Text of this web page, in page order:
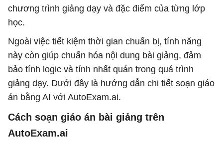
chương trình giảng dạy và đặc điểm của từng lớp
học.
Ngoài việc tiết kiệm thời gian chuẩn bị, tính năng
này còn giúp chuẩn hóa nội dung bài giảng, đảm
bảo tính logic và tính nhất quán trong quá trình
giảng dạy. Dưới đây là hướng dẫn chi tiết soạn giáo
án bằng AI với AutoExam.ai.
Cách soạn giáo án bài giảng trên
AutoExam.ai